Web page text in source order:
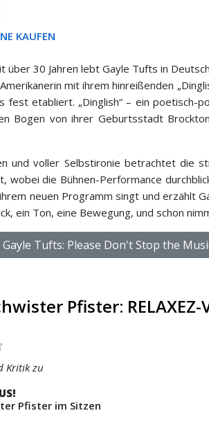
KAUFEN
über 30 Jahren lebt Gayle Tufts in
mit ihrem hinreißenden
fest etabliert. „Dinglish“ – ein poetisch-
Bogen von ihrer Geburtsstadt
und voller Selbstironie betrachtet die
wobei die Bühnen-Performance
neuen Programm singt und erzählt
ein Ton, eine Bewegung, und schon
Gayle Tufts: Please Don't Stop the
Pfister: RELAXEZ-
Kritik zu
Pfister im Sitzen